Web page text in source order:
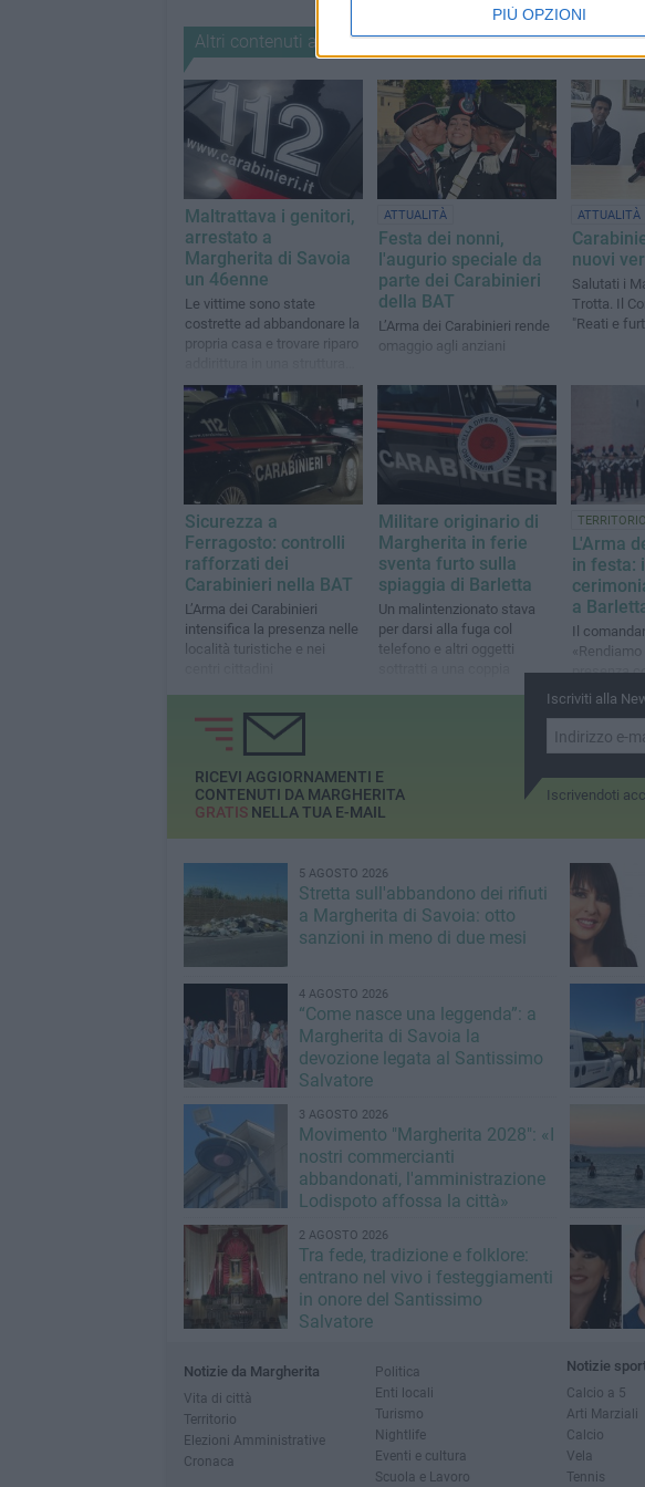
PIÙ OPZIONI
Altri contenuti a tema
Maltrattava i genitori,
arrestato a
Margherita di Savoia
un 46enne
Le vittime sono state
costrette ad abbandonare la
propria casa e trovare riparo
ricettiva
ATTUALITÀ
Festa dei nonni,
l'augurio speciale da
parte dei Carabinieri
della BAT
L’Arma dei Carabinieri rende
omaggio agli anziani
ATTUALITÀ
nuovi
Salutati i
Trotta. Il
"Reati e
Sicurezza a
Ferragosto: controlli
rafforzati dei
Carabinieri nella BAT
L’Arma dei Carabinieri
intensifica la presenza nelle
località turistiche e nei
Militare originario di
Margherita in ferie
sventa furto sulla
spiaggia di Barletta
Un malintenzionato stava
per darsi alla fuga col
telefono e altri oggetti
TERRITORIO
L'Arma
in festa:
a
Il
presenza
quotidiana
provincia»
Iscriviti alla
Iscrivendoti
RICEVI AGGIORNAMENTI E
CONTENUTI DA MARGHERITA
GRATISNELLA TUA E-MAIL
5 AGOSTO 2026
Stretta sull'abbandono dei rifiuti
a Margherita di Savoia: otto
sanzioni in meno di due mesi
4 AGOSTO 2026
“Come nasce una leggenda”: a
Margherita di Savoia la
devozione legata al Santissimo
Salvatore
3 AGOSTO 2026
Movimento "Margherita 2028": «I
nostri commercianti
abbandonati, l'amministrazione
Lodispoto affossa la città»
2 AGOSTO 2026
Tra fede, tradizione e folklore:
entrano nel vivo i festeggiamenti
in onore del Santissimo
Salvatore
Notizie da Margherita
Vita di città
Territorio
Elezioni Amministrative
Cronaca
Politica
Enti locali
Turismo
Nightlife
Eventi e cultura
Scuola e Lavoro
Notizie
Calcio a 5
Arti Marziali
Calcio
Vela
Tennis